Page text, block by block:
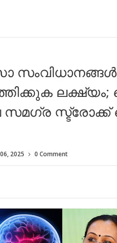
ലക്ഷ്യം;
2025 0 Comment